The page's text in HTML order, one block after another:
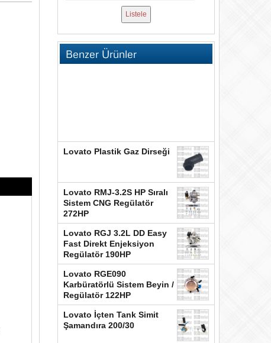
Benzer Ürünler
Lovato Plastik Gaz Dirseği
Lovato RMJ-3.2S HP Sıralı
Sistem CNG Regülatör
272HP
Lovato RGJ 3.2L DD Easy
Fast Direkt Enjeksiyon
Regülatör 190HP
Lovato RGE090
Karbüratörlü Sistem Beyin /
Regülatör 122HP
Lovato İçten Tank Simit
Şamandıra 200/30